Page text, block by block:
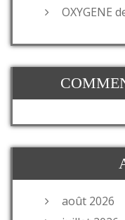
OXYGENE
août 2026